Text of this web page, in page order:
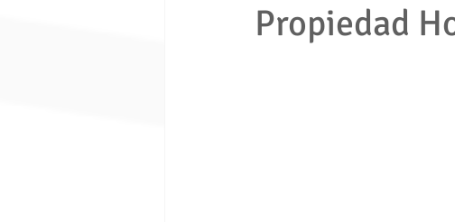
Ley 1480 de 2011 ley 675 de 2001
Propiedad